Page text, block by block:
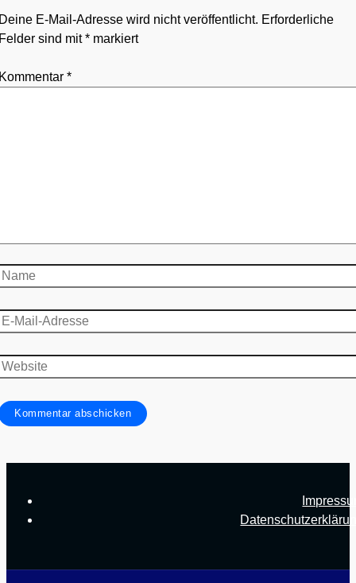
E-Mail-Adresse wird nicht veröffentlicht. Erforderliche
sind mit* markiert
*